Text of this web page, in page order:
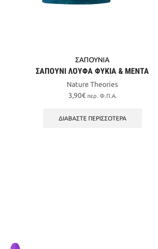
ΣΑΠΟΥΝΙΑ
ΣΑΠΟΥΝΙ ΛΟΥΦΑ ΦΥΚΙΑ & ΜΕΝΤΑ
Nature Theories
3,90€ περ. Φ.Π.Α.
ΔΙΑΒΆΣΤΕ ΠΕΡΙΣΣΌΤΕΡΑ